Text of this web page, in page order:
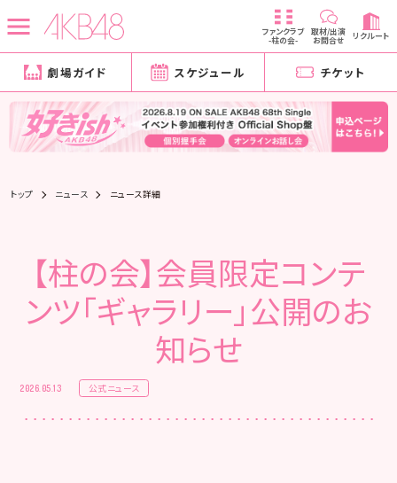
ファンクラブ
-柱の会-
取材/出演
お問合せ リクルート
劇場ガイド スケジュール チケット
トップ ニュース ニュース詳細
【柱の会】会員限定コンテ
ンツ「ギャラリー」公開のお
知らせ
2026.05.13 公式ニュース